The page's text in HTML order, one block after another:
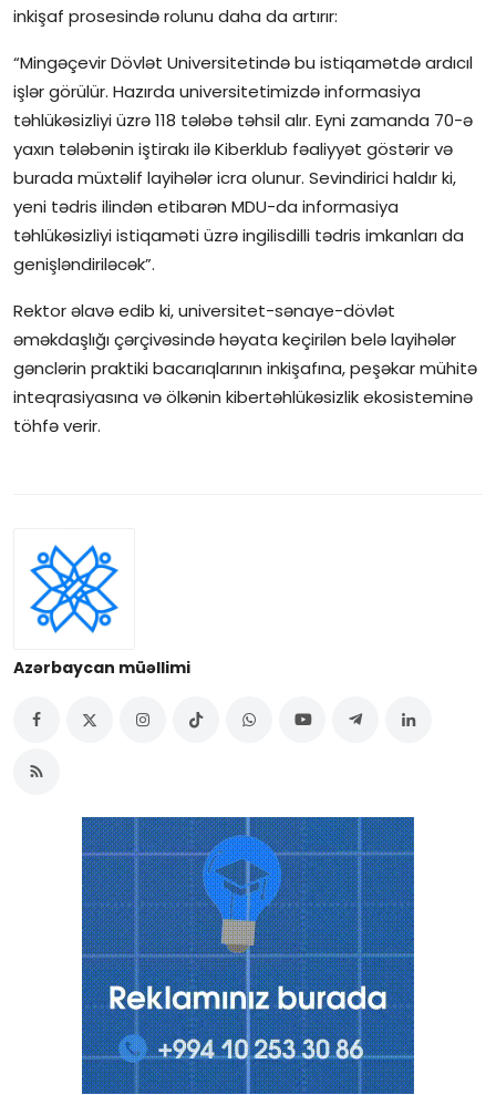
inkişaf prosesində rolunu daha da artırır:
“Mingəçevir Dövlət Universitetində bu istiqamətdə ardıcıl
işlər görülür. Hazırda universitetimizdə informasiya
təhlükəsizliyi üzrə 118 tələbə təhsil alır. Eyni zamanda 70-ə
yaxın tələbənin iştirakı ilə Kiberklub fəaliyyət göstərir və
burada müxtəlif layihələr icra olunur. Sevindirici haldır ki,
yeni tədris ilindən etibarən MDU-da informasiya
təhlükəsizliyi istiqaməti üzrə ingilisdilli tədris imkanları da
genişləndiriləcək”.
Rektor əlavə edib ki, universitet-sənaye-dövlət
əməkdaşlığı çərçivəsində həyata keçirilən belə layihələr
gənclərin praktiki bacarıqlarının inkişafına, peşəkar mühitə
inteqrasiyasına və ölkənin kibertəhlükəsizlik ekosisteminə
töhfə verir.
Azərbaycan müəllimi